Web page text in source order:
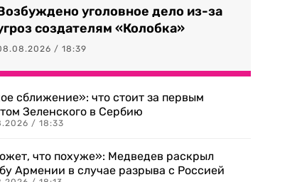
уголовное дело из-за
создателям «Колобка»
/ 18:39
сближение»: что стоит за первым
Зеленского в Сербию
/ 18:33
что похуже»: Медведев раскрыл
Армении в случае разрыва с Россией